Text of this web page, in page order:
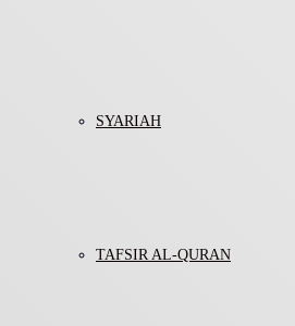
SYARIAH
TAFSIR AL-QURAN